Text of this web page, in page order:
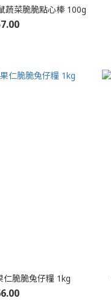
蔬菜脆脆點心棒 100g
脆脆兔仔糧 1kg